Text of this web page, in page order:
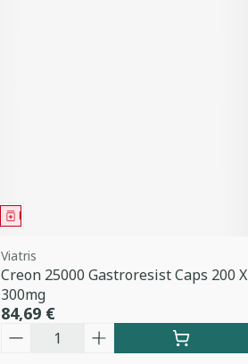
Médicament
Viatris
Creon 25000 Gastroresist Caps 200 X
300mg
84,69 €
Quantité